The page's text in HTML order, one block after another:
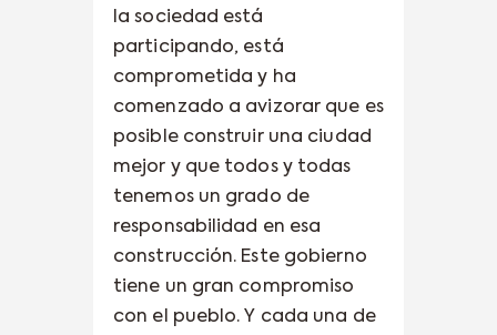
la sociedad está
participando, está
comprometida y ha
comenzado a avizorar que es
posible construir una ciudad
mejor y que todos y todas
tenemos un grado de
responsabilidad en esa
construcción. Este gobierno
tiene un gran compromiso
con el pueblo. Y cada una de